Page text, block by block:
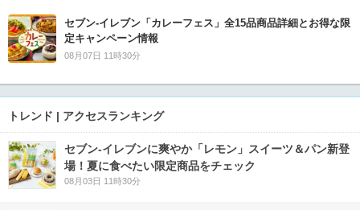
セブン‐イレブン「カレーフェス」全15品商品詳細とお得な限
定キャンペーン情報
08月07日 11時30分
トレンド | アクセスランキング
セブン‐イレブンに爽やか「レモン」スイーツ＆パン新登
場！夏に食べたい限定商品をチェック
08月03日 11時30分